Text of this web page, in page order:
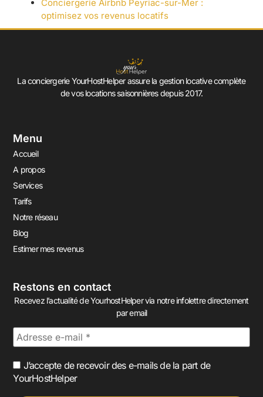
Conciergerie Airbnb Peyriac-sur-Mer :
optimisez vos revenus locatifs
La conciergerie YourHostHelper assure la gestion locative complète
de vos locations saisonnières depuis 2017.
Menu
Accueil
A propos
Services
Tarifs
Notre réseau
Blog
Estimer mes revenus
Restons en contact
Recevez l’actualité de YourhostHelper via notre infolettre directement
par email
J’accepte de recevoir des e-mails de la part de
YourHostHelper